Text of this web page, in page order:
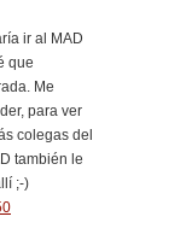
ir al MAD
que
Me
para ver
colegas del
también le
;-)